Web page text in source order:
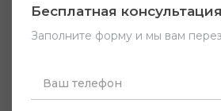
Бесплатная консультация
Заполните форму и мы вам